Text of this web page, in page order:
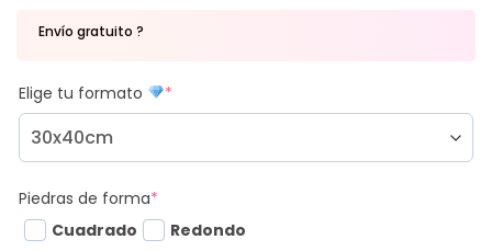
Envío gratuito ?
Elige tu formato *
Piedras de forma*
Cuadrado
Redondo